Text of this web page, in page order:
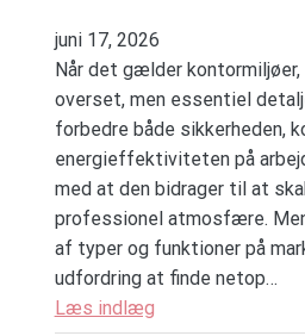
juni 17, 2026
Når det gælder
overset, men essentiel
forbedre både sikkerheden,
energieffektiviteten på
med at den bidrager til at
professionel atmosfære.
af typer og funktioner på
udfordring at finde netop…
Læs indlæg